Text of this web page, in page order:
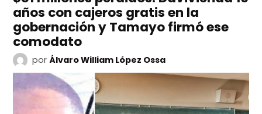
años con cajeros gratis en la
gobernación y Tamayo firmó ese
comodato
por Álvaro William López Ossa